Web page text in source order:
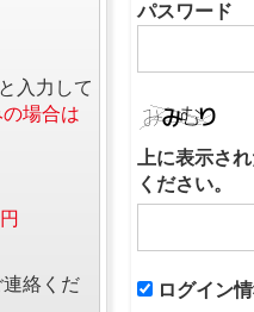
と入力して
場合は
連絡くだ
パスワード
上に表示さ
ください。
ログイン